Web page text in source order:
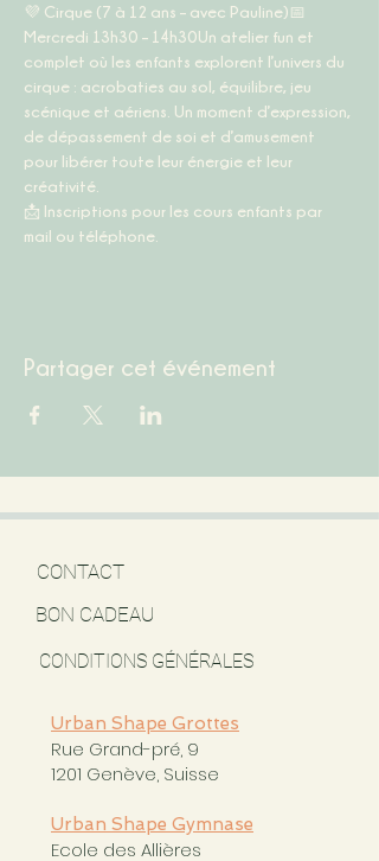
💜 Cirque (7 à 12 ans – avec Pauline) 📅
Mercredi 13h30 – 14h30Un atelier fun et
complet où les enfants explorent l’univers du
cirque : acrobaties au sol, équilibre, jeu
scénique et aériens. Un moment d’expression,
de dépassement de soi et d’amusement
pour libérer toute leur énergie et leur
créativité.
📩 Inscriptions pour les cours enfants par
mail ou téléphone.
Partager cet événement
CONTACT
BON CADEAU
CONDITIONS GÉNÉRALES
Urban Shape Grottes
Rue Grand-pré, 9
1201 Genève, Suisse
Urban Shape Gymnase
Ecole des Allières